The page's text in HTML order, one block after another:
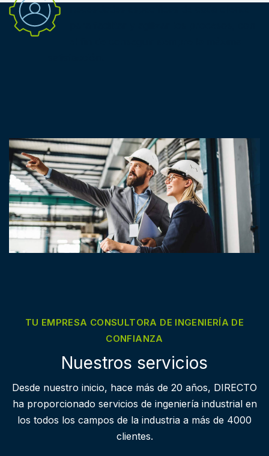
TU EMPRESA CONSULTORA DE INGENIERÍA DE
CONFIANZA
Nuestros servicios
Desde nuestro inicio, hace más de 20 años, DIRECTO
ha proporcionado servicios de ingeniería industrial en
los todos los campos de la industria a más de 4000
clientes.